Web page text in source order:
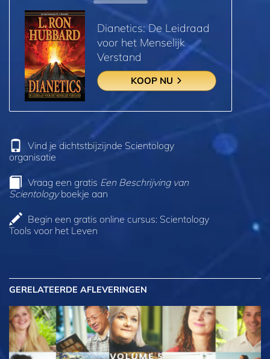
Dianetics: De Leidraad
voor het Menselijk
Verstand
KOOP NU
Vind je dichtstbijzijnde Scientology
organisatie
Vraag een gratis Een Beschrijving van
Scientologyboekje aan
Begin een gratis online cursus: Scientology
Tools voor het Leven
GERELATEERDE AFLEVERINGEN